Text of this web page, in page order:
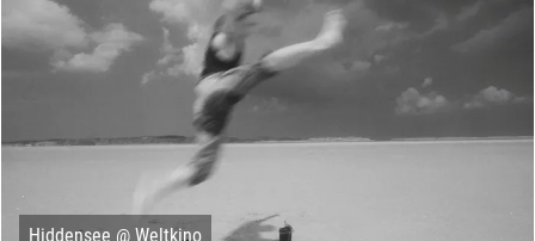
Hiddensee @ Weltkino